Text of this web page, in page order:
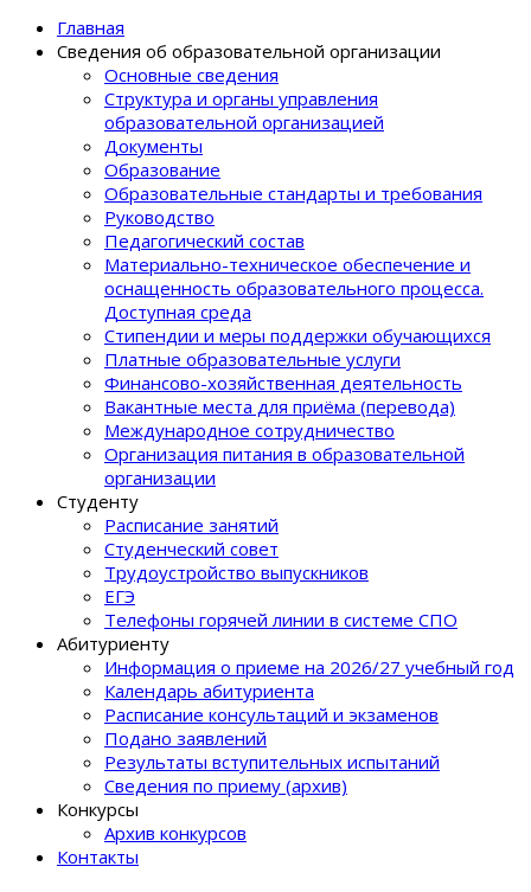
Главная
Сведения об образовательной организации
Основные сведения
Структура и органы управления
образовательной организацией
Документы
Образование
Образовательные стандарты и требования
Руководство
Педагогический состав
Материально-техническое обеспечение и
оснащенность образовательного процеcса.
Доступная среда
Стипендии и меры поддержки обучающихся
Платные образовательные услуги
Финансово-хозяйственная деятельность
Вакантные места для приёма (перевода)
Международное сотрудничество
Организация питания в образовательной
организации
Студенту
Расписание занятий
Студенческий совет
Трудоустройство выпускников
ЕГЭ
Телефоны горячей линии в системе СПО
Абитуриенту
Информация о приеме на 2026/27 учебный год
Календарь абитуриента
Расписание консультаций и экзаменов
Подано заявлений
Результаты вступительных испытаний
Сведения по приему (архив)
Конкурсы
Архив конкурсов
Контакты